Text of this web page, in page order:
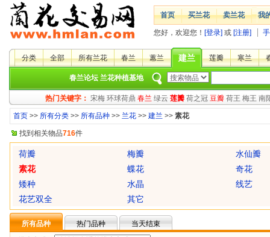
首页 买兰花 卖兰花 我
您好，欢迎您！ [登录] 或 [注册]
分类 全部 所有兰花 春兰 蕙兰 建兰 莲瓣 寒兰
春兰论坛 兰花种植基地
热门关键字： 宋梅 环球荷鼎 春兰 绿云 莲瓣 荷之冠 豆瓣 荷王 梅王 南
首页 >> 所有分类 >> 所有品种 >> 兰花 >> 建兰 >> 素花
找到相关物品716件
荷瓣 梅瓣
水仙瓣
素花
蝶花
奇花
矮种
水晶
线艺
花艺双全
其它
所有品种 热门品种
当天结束